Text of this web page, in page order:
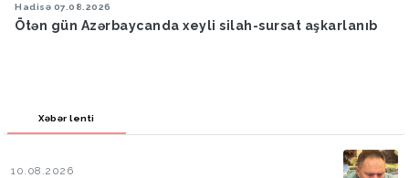
Hadisə 07.08.2026
Ötən gün Azərbaycanda xeyli silah-sursat aşkarlanıb
Xəbər lenti
10.08.2026